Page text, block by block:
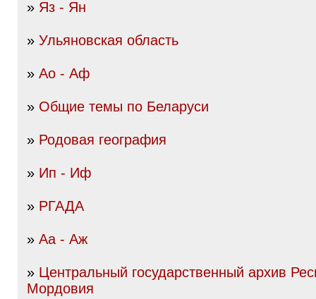
» Яз - Ян
» Ульяновская область
» Ао - Аф
» Общие темы по Беларуси
» Родовая география
» Ип - Иф
» РГАДА
» Аа - Аж
» Центральный государственный архив
Мордовия